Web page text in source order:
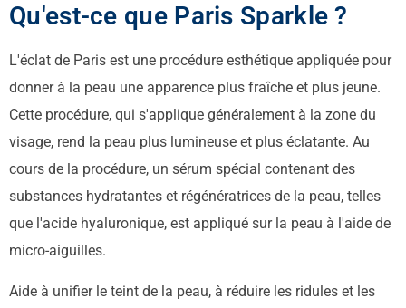
Qu'est-ce que Paris Sparkle ?
L'éclat de Paris est une procédure esthétique appliquée pour
donner à la peau une apparence plus fraîche et plus jeune.
Cette procédure, qui s'applique généralement à la zone du
visage, rend la peau plus lumineuse et plus éclatante. Au
cours de la procédure, un sérum spécial contenant des
substances hydratantes et régénératrices de la peau, telles
que l'acide hyaluronique, est appliqué sur la peau à l'aide de
micro-aiguilles.
Aide à unifier le teint de la peau, à réduire les ridules et les